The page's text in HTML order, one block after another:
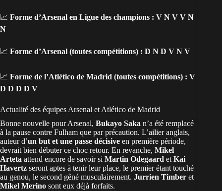
📈 Forme d’Arsenal en Ligue des champions : V N V V N
N
📈 Forme d’Arsenal (toutes compétitions) : D N D V N V
📈 Forme de l’Atlético de Madrid (toutes compétitions) : V
D D D D V
Actualité des équipes Arsenal et Atlético de Madrid
Bonne nouvelle pour Arsenal, Bukayo Saka n’a été remplacé
à la pause contre Fulham que par précaution. L’ailier anglais,
auteur d’un but et une passe décisive en première période,
devrait bien débuter ce choc retour. En revanche, Mikel
Arteta attend encore de savoir si Martin Odegaard etKai
Havertz seront aptes à tenir leur place, le premier étant touché
au genou, le second gêné musculairement. Jurrien Timber et
Mikel Merino sont eux déjà forfaits.